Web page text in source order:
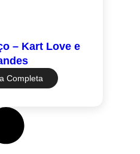
– Kart Love e
Completa